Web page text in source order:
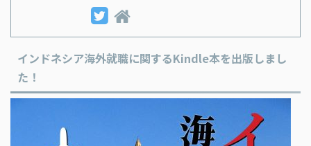
インドネシア海外就職に関するKindle本を出版しまし
た！